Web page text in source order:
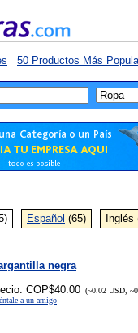
50 Productos Más
Español (65)
negra
COP$40.00 (~0.02 USD,
a un amigo